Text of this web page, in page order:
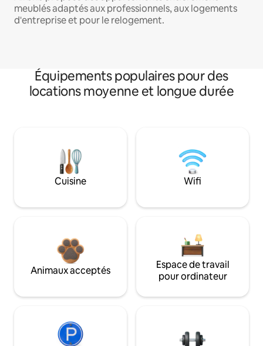
meublés adaptés aux professionnels, aux logements
d'entreprise et pour le relogement.
Équipements populaires pour des
locations moyenne et longue durée
Cuisine Wifi
Animaux acceptés
Espace de travail
pour ordinateur